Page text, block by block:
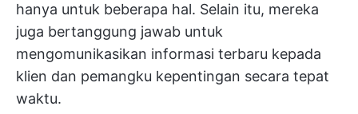
hanya untuk beberapa hal. Selain itu, mereka
juga bertanggung jawab untuk
mengomunikasikan informasi terbaru kepada
klien dan pemangku kepentingan secara tepat
waktu.